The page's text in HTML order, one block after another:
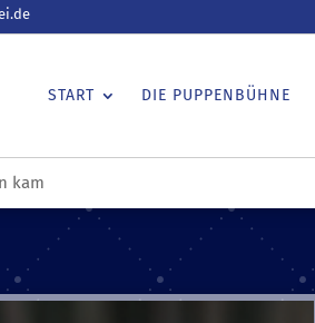
START DIE PUPPENBÜHNE
kam